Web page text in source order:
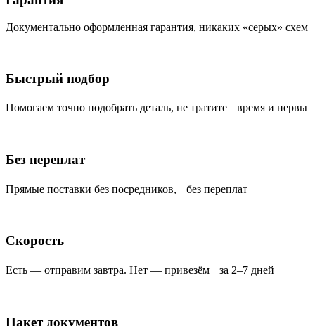
Документально оформленная гарантия, никаких «серых» схем
Быстрый подбор
Помогаем точно подобрать деталь, не тратите время и нервы
Без переплат
Прямые поставки без посредников, без переплат
Скорость
Есть — отправим завтра. Нет — привезём за 2–7 дней
Пакет документов